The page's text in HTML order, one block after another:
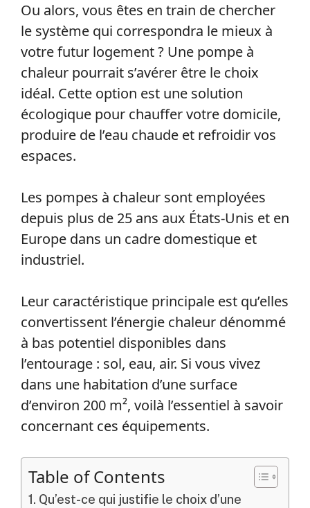
Ou alors, vous êtes en train de chercher
le système qui correspondra le mieux à
votre futur logement ? Une pompe à
chaleur pourrait s’avérer être le choix
idéal. Cette option est une solution
écologique pour chauffer votre domicile,
produire de l’eau chaude et refroidir vos
espaces.
Les pompes à chaleur sont employées
depuis plus de 25 ans aux États-Unis et en
Europe dans un cadre domestique et
industriel.
Leur caractéristique principale est qu’elles
convertissent l’énergie chaleur dénommé
à bas potentiel disponibles dans
l’entourage : sol, eau, air. Si vous vivez
dans une habitation d’une surface
d’environ 200 m², voilà l’essentiel à savoir
concernant ces équipements.
Table of Contents
Qu’est-ce qui justifie le choix d’une